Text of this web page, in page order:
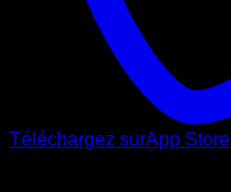
Téléchargez surApp Store